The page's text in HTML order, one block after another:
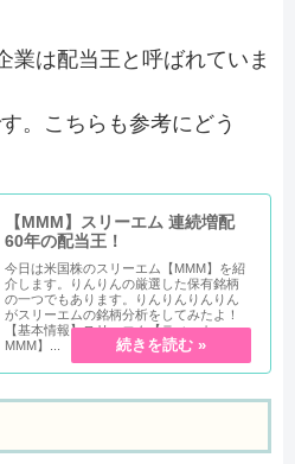
業は配当王と呼ばれていま
。こちらも参考にどう
【MMM】スリーエム 連続増配
60年の配当王！
今日は米国株のスリーエム【MMM】を紹
介します。りんりんの厳選した保有銘柄
の一つでもあります。りんりんりんりん
がスリーエムの銘柄分析をしてみたよ！
【基本情報】スリーエム【ティッカー：
MMM】...